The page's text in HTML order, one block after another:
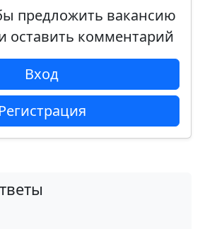
предложить вакансию
оставить комментарий
Вход
Регистрация